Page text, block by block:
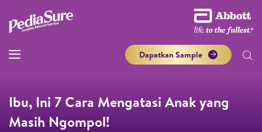
Dapatkan Sample
Ibu, Ini 7 Cara Mengatasi Anak yang
Masih Ngompol!